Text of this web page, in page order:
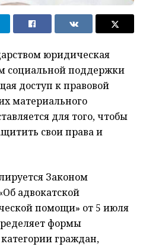
юридическая
социальной поддержки
доступ к правовой
материального
для того, чтобы
свои права и
Законом
адвокатской
помощи» от 5 июля
формы
граждан,